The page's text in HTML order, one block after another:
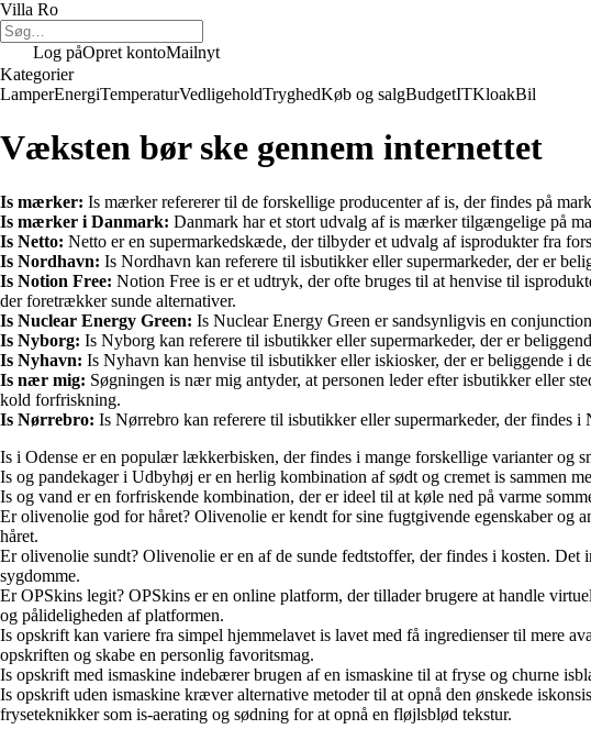
Villa Ro
Log påOpret kontoMailnyt
Kategorier
LamperEnergiTemperaturVedligeholdTryghedKøb og salgBudgetITKloakBil
Væksten bør ske gennem internettet
Is mærker: Is mærker refererer til de forskellige producenter af is, der findes på
Is mærker i Danmark: Danmark har et stort udvalg af is mærker tilgængelige på
Is Netto: Netto er en supermarkedskæde, der tilbyder et udvalg af isprodukter fra
Is Nordhavn: Is Nordhavn kan referere til isbutikker eller supermarkeder, der er
Is Notion Free: Notion Free is er et udtryk, der ofte bruges til at henvise til
der foretrækker sunde alternativer.
Is Nuclear Energy Green: Is Nuclear Energy Green er sandsynligvis en
Is Nyborg: Is Nyborg kan referere til isbutikker eller supermarkeder, der er
Is Nyhavn: Is Nyhavn kan henvise til isbutikker eller iskiosker, der er beliggende i
Is nær mig: Søgningen is nær mig antyder, at personen leder efter isbutikker eller
kold forfriskning.
Is Nørrebro: Is Nørrebro kan referere til isbutikker eller supermarkeder, der findes
Is i Odense er en populær lækkerbisken, der findes i mange forskellige varianter og
Is og pandekager i Udbyhøj er en herlig kombination af sødt og cremet is sammen
Is og vand er en forfriskende kombination, der er ideel til at køle ned på varme
Er olivenolie god for håret? Olivenolie er kendt for sine fugtgivende egenskaber
håret.
Er olivenolie sundt? Olivenolie er en af de sunde fedtstoffer, der findes i kosten.
sygdomme.
Er OPSkins legit? OPSkins er en online platform, der tillader brugere at handle
og pålideligheden af platformen.
Is opskrift kan variere fra simpel hjemmelavet is lavet med få ingredienser til mere
opskriften og skabe en personlig favoritsmag.
Is opskrift med ismaskine indebærer brugen af en ismaskine til at fryse og churne
Is opskrift uden ismaskine kræver alternative metoder til at opnå den ønskede
fryseteknikker som is-aerating og sødning for at opnå en fløjlsblød tekstur.